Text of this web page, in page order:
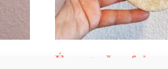
Éponge Loofah